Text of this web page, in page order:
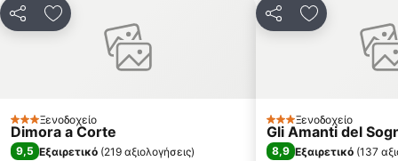
ΚοινοποίησηΠροσθήκη στα αγαπημένα
3 ΑστέριαΞενοδοχείο
Dimora a Corte
9,5 Εξαιρετικό (219 αξιολογήσεις)
ΚοινοποίησηΠροσθήκη
3 ΑστέριαΞενοδοχείο
Gli Amanti del
8,9 Εξαιρετικό (137